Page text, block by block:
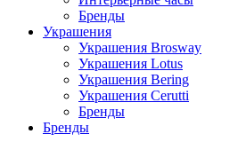
Бренды
Украшения
Украшения Brosway
Украшения Lotus
Украшения Bering
Украшения Cerutti
Бренды
Бренды